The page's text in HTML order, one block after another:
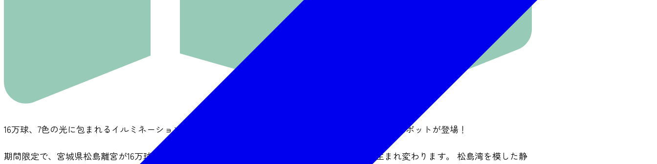
16万球、7色の光に包まれるイルミネーション。開業以来初の「クリスマス特別点灯」など、新たな3スポットが登場！
期間限定で、宮城県松島離宮が16万球、7色のイルミネーションに包まれる幻想的な光の世界に生まれ変わります。 松島湾を模した静